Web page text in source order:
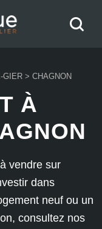
GIER > CHAGNON
À
vendre sur
dans
neuf ou un
consultez nos